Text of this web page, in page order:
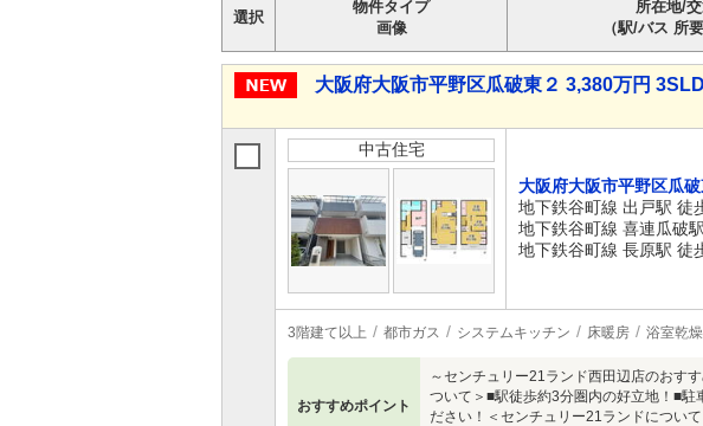
選択
物件タイプ
画像
所在地/
（駅/バス 所
大阪府大阪市平野区瓜破東２ 3,380万円
中古住宅
大阪府大阪市平野区瓜破
地下鉄谷町線 出戸駅 徒
地下鉄谷町線 喜連瓜破
地下鉄谷町線 長原駅 徒
3階建て以上 都市ガス システムキッチン 床暖房 浴室乾
おすすめポイント
～センチュリー21ランド西田辺店のおす
ついて＞■駅徒歩約3分圏内の好立地！■駐
ださい！＜センチュリー21ランドについ